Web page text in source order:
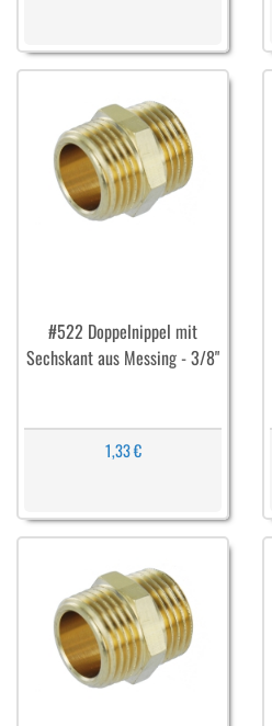
#522 Doppelnippel mit
Sechskant aus Messing - 3/8"
1,33 €